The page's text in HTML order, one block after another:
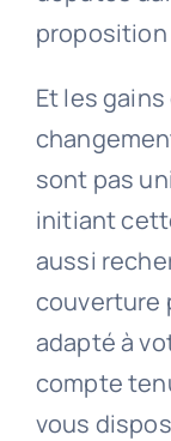
proposition
Et les gains
sont pas
initiant
aussi
couverture
adapté à
compte
vous